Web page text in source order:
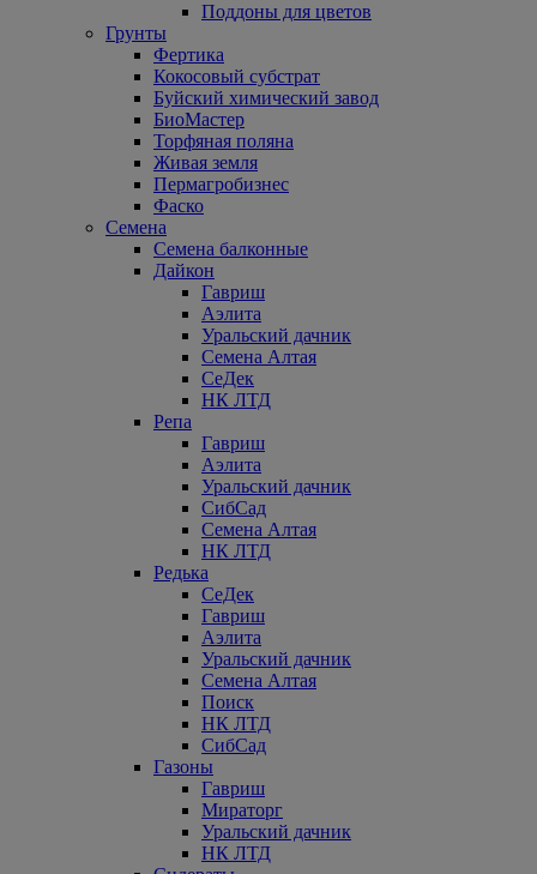
Поддоны для цветов
Грунты
Фертика
Кокосовый субстрат
Буйский химический завод
БиоМастер
Торфяная поляна
Живая земля
Пермагробизнес
Фаско
Семена
Семена балконные
Дайкон
Гавриш
Аэлита
Уральский дачник
Семена Алтая
СеДек
НК ЛТД
Репа
Гавриш
Аэлита
Уральский дачник
СибСад
Семена Алтая
НК ЛТД
Редька
СеДек
Гавриш
Аэлита
Уральский дачник
Семена Алтая
Поиск
НК ЛТД
СибСад
Газоны
Гавриш
Мираторг
Уральский дачник
НК ЛТД